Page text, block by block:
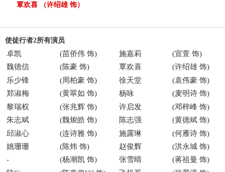
覃欢喜 （许绍雄 饰）
使徒行者2所有演员
卓凯 (苗侨伟 饰) 施嘉莉
(宣萱 饰)
魏德信
(陈豪 饰) 覃欢喜
(许绍雄 饰)
乐少锋
(周柏豪 饰) 徐天堂
(袁伟豪 饰)
郑淑梅
(黄翠如 饰) 杨咏
(麦明诗 饰)
黎瑞权
(张兆辉 饰) 许启发
(邓梓峰 饰)
朱志斌
(魏焌皓 饰) 陈志强
(黄德斌 饰)
邱淑心
(连诗雅 饰) 施露琳
(何雁诗 饰)
姚珊珊
(陈炜 饰) 赵俊辉
(洪永城 饰)
-
(杨潮凯 饰) 张雪晴
(蒋祖曼 饰)